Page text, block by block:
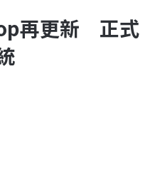
再更新 正式